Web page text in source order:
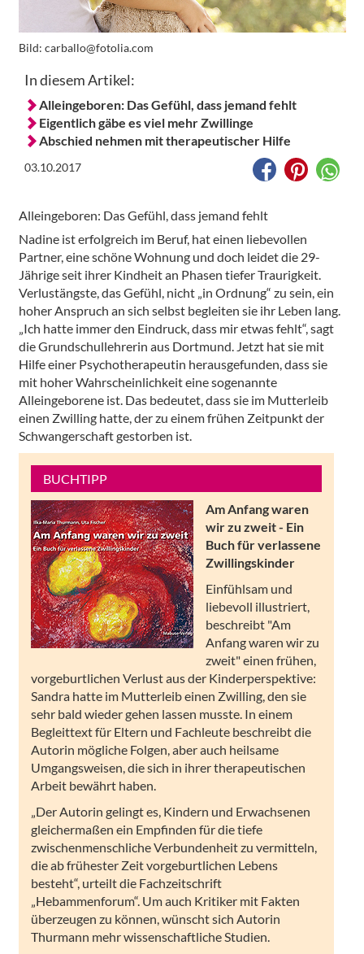
Bild: carballo@fotolia.com
In diesem Artikel:
Alleingeboren: Das Gefühl, dass jemand fehlt
Eigentlich gäbe es viel mehr Zwillinge
Abschied nehmen mit therapeutischer Hilfe
03.10.2017
Alleingeboren: Das Gefühl, dass jemand fehlt
Nadine ist erfolgreich im Beruf, hat einen liebevollen
Partner, eine schöne Wohnung und doch leidet die 29-
Jährige seit ihrer Kindheit an Phasen tiefer Traurigkeit.
Verlustängste, das Gefühl, nicht „in Ordnung“ zu sein, ein
hoher Anspruch an sich selbst begleiten sie ihr Leben lang.
„Ich hatte immer den Eindruck, dass mir etwas fehlt“, sagt
die Grundschullehrerin aus Dortmund. Jetzt hat sie mit
Hilfe einer Psychotherapeutin herausgefunden, dass sie
mit hoher Wahrscheinlichkeit eine sogenannte
Alleingeborene ist. Das bedeutet, dass sie im Mutterleib
einen Zwilling hatte, der zu einem frühen Zeitpunkt der
Schwangerschaft gestorben ist.
BUCHTIPP
Am Anfang waren
wir zu zweit - Ein
Buch für verlassene
Zwillingskinder
Einfühlsam und
liebevoll illustriert,
beschreibt "Am
Anfang waren wir zu
zweit" einen frühen,
vorgeburtlichen Verlust aus der Kinderperspektive:
Sandra hatte im Mutterleib einen Zwilling, den sie
sehr bald wieder gehen lassen musste. In einem
Begleittext für Eltern und Fachleute beschreibt die
Autorin mögliche Folgen, aber auch heilsame
Umgangsweisen, die sich in ihrer therapeutischen
Arbeit bewährt haben.
„Der Autorin gelingt es, Kindern und Erwachsenen
gleichermaßen ein Empfinden für die tiefe
zwischenmenschliche Verbundenheit zu vermitteln,
die ab frühester Zeit vorgeburtlichen Lebens
besteht“, urteilt die Fachzeitschrift
„Hebammenforum“. Um auch Kritiker mit Fakten
überzeugen zu können, wünscht sich Autorin
Thurmann mehr wissenschaftliche Studien.